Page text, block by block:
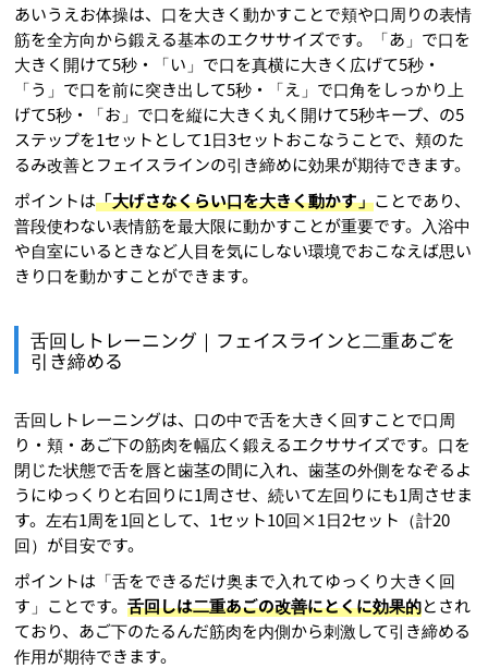
あいうえお体操は、口を大きく動かすことで頬や口周りの表情
筋を全方向から鍛える基本のエクササイズです。「あ」で口を
大きく開けて5秒・「い」で口を真横に大きく広げて5秒・
「う」で口を前に突き出して5秒・「え」で口角をしっかり上
げて5秒・「お」で口を縦に大きく丸く開けて5秒キープ、の5
ステップを1セットとして1日3セットおこなうことで、頬のた
るみ改善とフェイスラインの引き締めに効果が期待できます。
ポイントは「大げさなくらい口を大きく動かす」ことであり、
普段使わない表情筋を最大限に動かすことが重要です。入浴中
や自室にいるときなど人目を気にしない環境でおこなえば思い
きり口を動かすことができます。
舌回しトレーニング｜フェイスラインと二重あごを
引き締める
舌回しトレーニングは、口の中で舌を大きく回すことで口周
り・頬・あご下の筋肉を幅広く鍛えるエクササイズです。口を
閉じた状態で舌を唇と歯茎の間に入れ、歯茎の外側をなぞるよ
うにゆっくりと右回りに1周させ、続いて左回りにも1周させま
す。左右1周を1回として、1セット10回×1日2セット（計20
回）が目安です。
ポイントは「舌をできるだけ奥まで入れてゆっくり大きく回
す」ことです。舌回しは二重あごの改善にとくに効果的とされ
ており、あご下のたるんだ筋肉を内側から刺激して引き締める
作用が期待できます。